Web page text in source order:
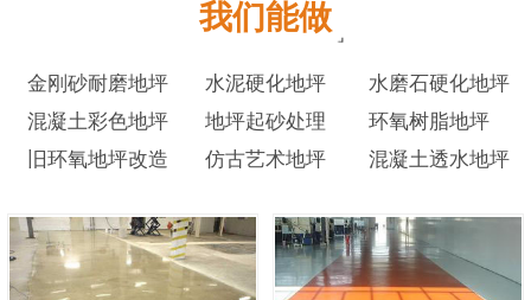
我们能做
金刚砂耐磨地坪 水泥硬化地坪
水磨石硬化地坪
混凝土彩色地坪
地坪起砂处理
环氧树脂地坪
旧环氧地坪改造
仿古艺术地坪 混凝土透水地坪